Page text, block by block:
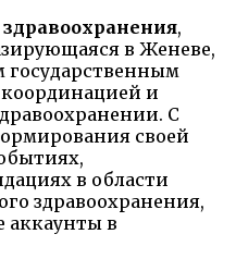
,
в Женеве,
государственным
и
С
своей
в области
здравоохранения,
аккаунты в